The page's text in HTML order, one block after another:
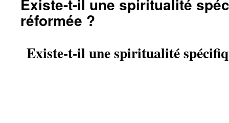
Existe-t-il une spiritualité
réformée ?
Existe-t-il une spiritualité